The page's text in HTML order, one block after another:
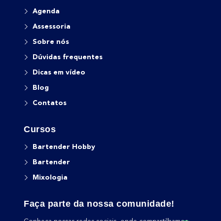
Agenda
Assessoria
Sobre nós
Dúvidas frequentes
Dicas em vídeo
Blog
Contatos
Cursos
Bartender Hobby
Bartender
Mixologia
Faça parte da nossa comunidade!